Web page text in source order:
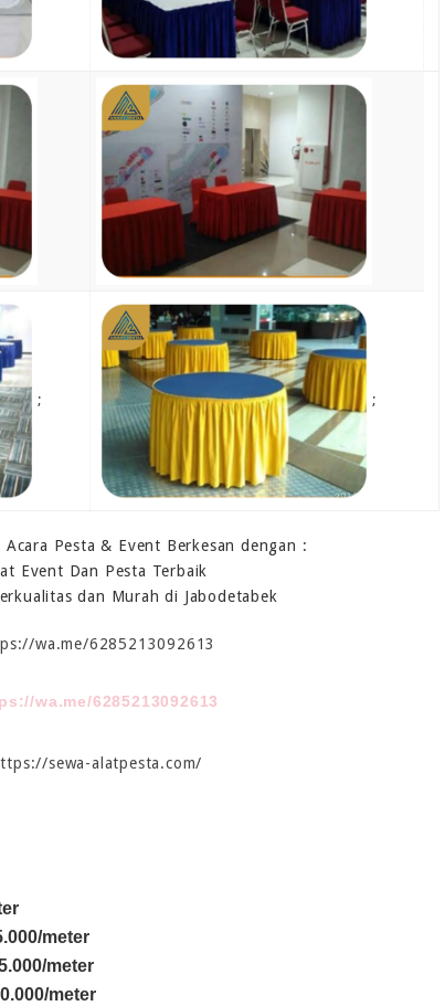
; ;
Acara Pesta & Event Berkesan dengan :
Event Dan Pesta Terbaik
dan Murah di Jabodetabek
wa.me/6285213092613
wa.me/6285213092613
sewa-alatpesta.com/
meter
meter
meter